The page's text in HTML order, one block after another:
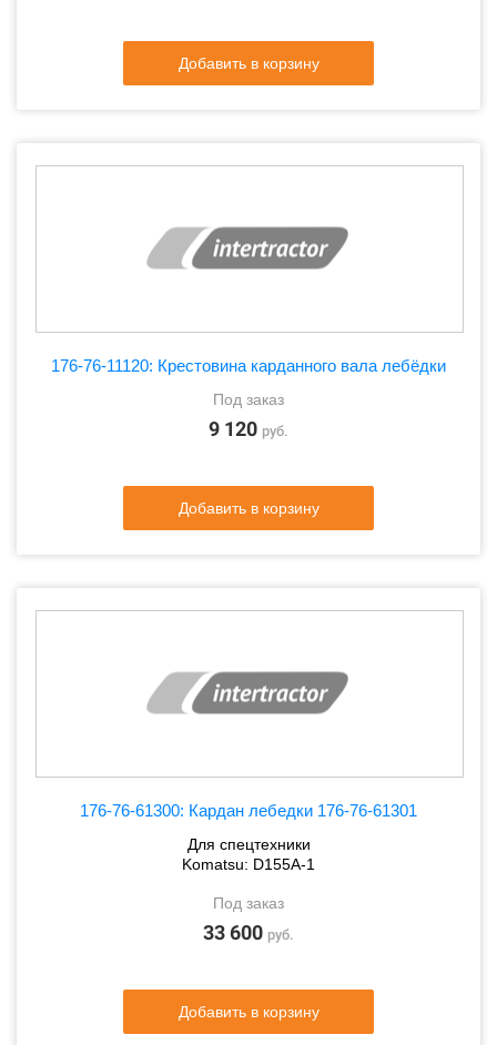
Добавить в корзину
176-76-11120: Крестовина карданного вала лебёдки
Под заказ
9 120 руб.
Добавить в корзину
176-76-61300: Кардан лебедки 176-76-61301
Для спецтехники
Komatsu: D155A-1
Под заказ
33 600 руб.
Добавить в корзину